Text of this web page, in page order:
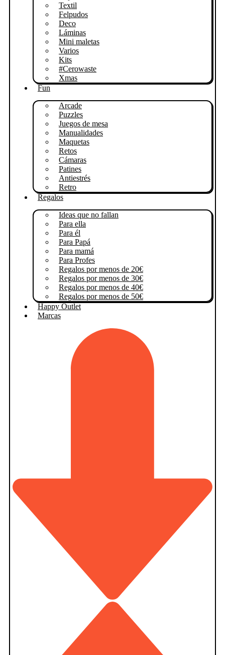
Textil
Felpudos
Deco
Láminas
Mini maletas
Varios
Kits
#Cerowaste
Xmas
Fun
Arcade
Puzzles
Juegos de mesa
Manualidades
Maquetas
Retos
Cámaras
Patines
Antiestrés
Retro
Regalos
Ideas que no fallan
Para ella
Para él
Para Papá
Para mamá
Para Profes
Regalos por menos de 20€
Regalos por menos de 30€
Regalos por menos de 40€
Regalos por menos de 50€
Happy Outlet
Marcas